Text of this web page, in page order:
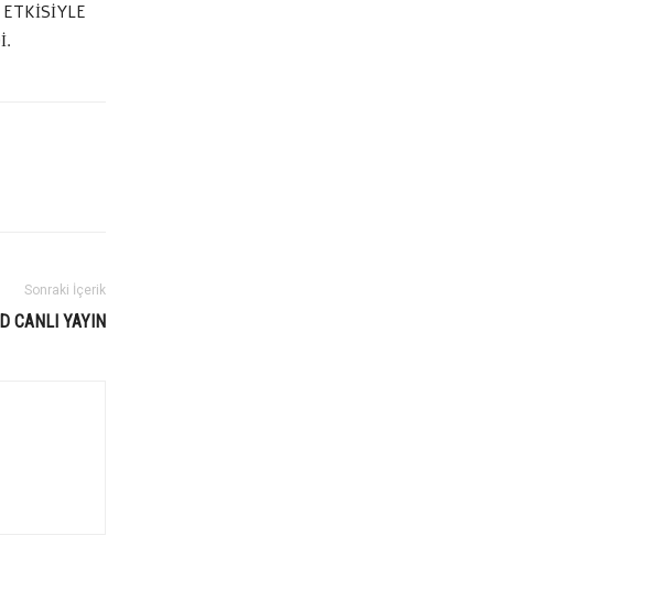
Sonraki İçerik
CANLI YAYIN